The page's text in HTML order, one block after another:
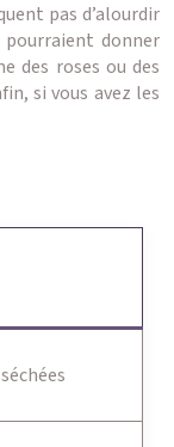
pas d’alourdir
donner
des roses ou des
si vous avez les